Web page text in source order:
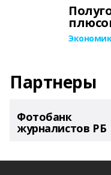
Партнеры
Фотобанк
журналистов РБ